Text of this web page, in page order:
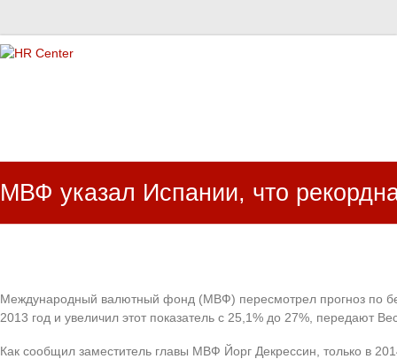
МВФ указал Испании, что
Международный валютный фонд (МВФ) пересмотрел прогноз по
2013 год и увеличил этот показатель с 25,1% до 27%, передают
Как сообщил заместитель главы МВФ Йорг Декрессин, только в